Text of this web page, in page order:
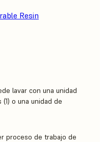
Resin
lavar con una unidad
o una unidad de
proceso de trabajo de